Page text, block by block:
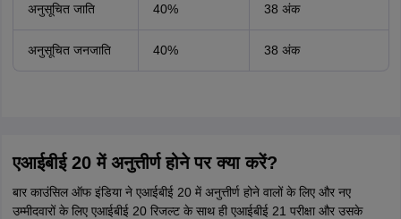
अनुसूचित जाति 40% 38 अंक
अनुसूचित जनजाति 40% 38 अंक
एआईबीई 20 में अनुत्तीर्ण होने पर क्या करें?
बार काउंसिल ऑफ इंडिया ने एआईबीई 20 में अनुत्तीर्ण होने वालों के लिए और नए
उम्मीदवारों के लिए एआईबीई 20 रिजल्ट के साथ ही एआईबीई 21 परीक्षा और उसके